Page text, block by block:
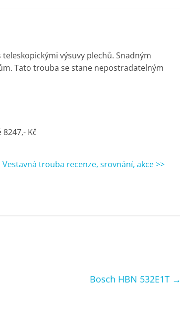
výsuvy plechů. Snadným
Tato trouba se stane nepostradatelným
Kč
Vestavná trouba recenze, srovnání, akce >>
Bosch HBN 532E1T →